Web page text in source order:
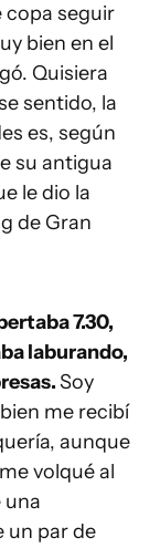
copa seguir
bien en el
Quisiera
sentido, la
es, según
su antigua
le dio la
de Gran
7.30,
laburando,
Soy
me recibí
aunque
volqué al
una
un par de